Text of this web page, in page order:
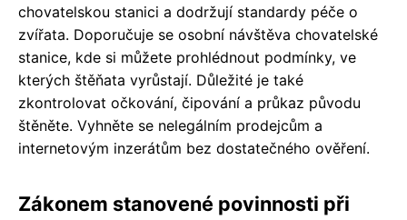
chovatelskou stanici a dodržují standardy péče o
zvířata. Doporučuje se osobní návštěva chovatelské
stanice, kde si můžete prohlédnout podmínky, ve
kterých štěňata vyrůstají. Důležité je také
zkontrolovat očkování, čipování a průkaz původu
štěněte. Vyhněte se nelegálním prodejcům a
internetovým inzerátům bez dostatečného ověření.
Zákonem stanovené povinnosti při